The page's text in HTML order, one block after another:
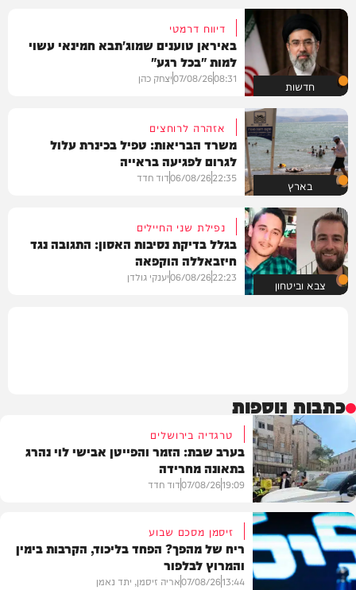
חדשות
דיווח דרמטי
באיראן טוענים שמוג'תבא חמינאי עשוי
למות "בכל רגע"
08:31
07/08/26יצחק כהן
בארץ
אזהרה לרוחצים
משרד הבריאות: טפיל בכינרת עלול
לגרום לפגיעה בראייה
22:35
06/08/26דוד חדד
צבא וביטחון
נפילת שני החיילים
בגלל בדיקת נסיבות האסון: התגובה נגד
חיזבאללה הוקפאה
22:23
06/08/26יענקי גולדן
כתבות נוספות
בארץ
טרגדיה בירושלים
בערב שבת: הזמר והפייטן אבישי לוי נהרג
בתאונה מחרידה
19:09
07/08/26דוד חדד
זיסמן מסכם שבוע
ריח של מהפך? הפחד בליכוד, הקרבות בימין
והמרוץ לבלפור
13:44
07/08/26אריה זיסמן, יתד נאמן